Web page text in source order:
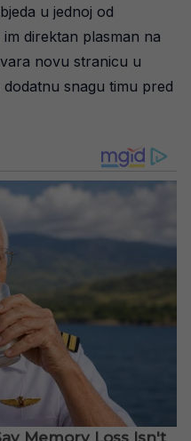
u jednoj od
direktan plasman na
novu stranicu u
dodatnu snagu timu pred